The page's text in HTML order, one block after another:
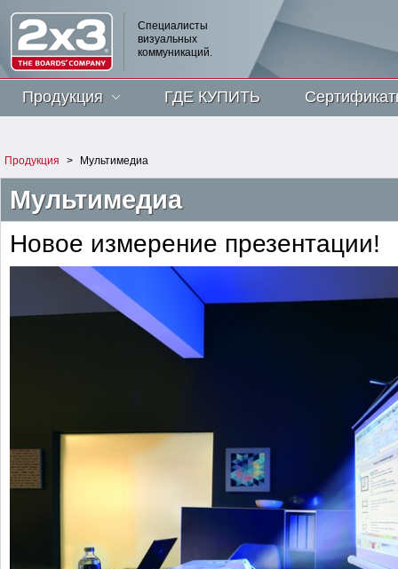
Специалисты
визуальных
коммуникаций.
Продукция ГДЕ КУПИТЬ
Продукция > Мультимедиа
Мультимедиа
Новое измерение презентации!